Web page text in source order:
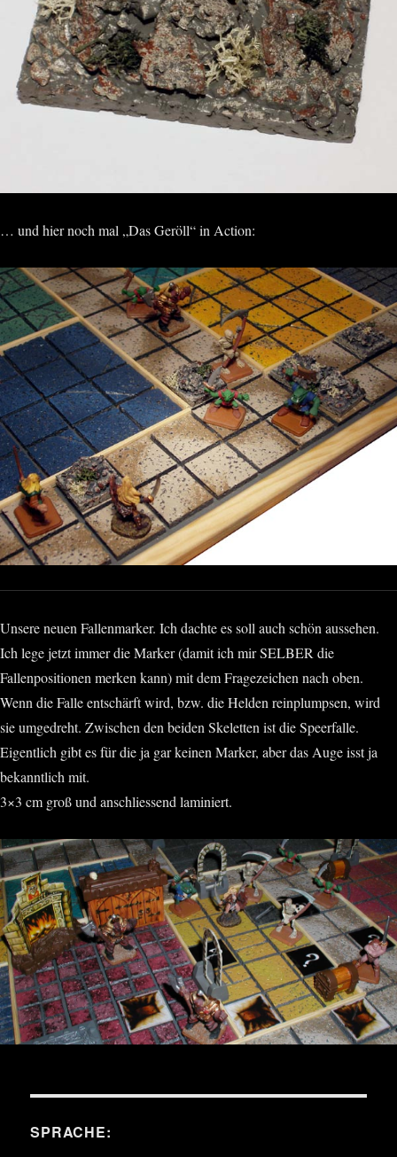
… und hier noch mal „Das Geröll“ in Action:
Unsere neuen Fallenmarker. Ich dachte es soll auch schön aussehen.
Ich lege jetzt immer die Marker (damit ich mir SELBER die
Fallenpositionen merken kann) mit dem Fragezeichen nach oben.
Wenn die Falle entschärft wird, bzw. die Helden reinplumpsen, wird
sie umgedreht. Zwischen den beiden Skeletten ist die Speerfalle.
Eigentlich gibt es für die ja gar keinen Marker, aber das Auge isst ja
bekanntlich mit.
3×3 cm groß und anschliessend laminiert.
SPRACHE: